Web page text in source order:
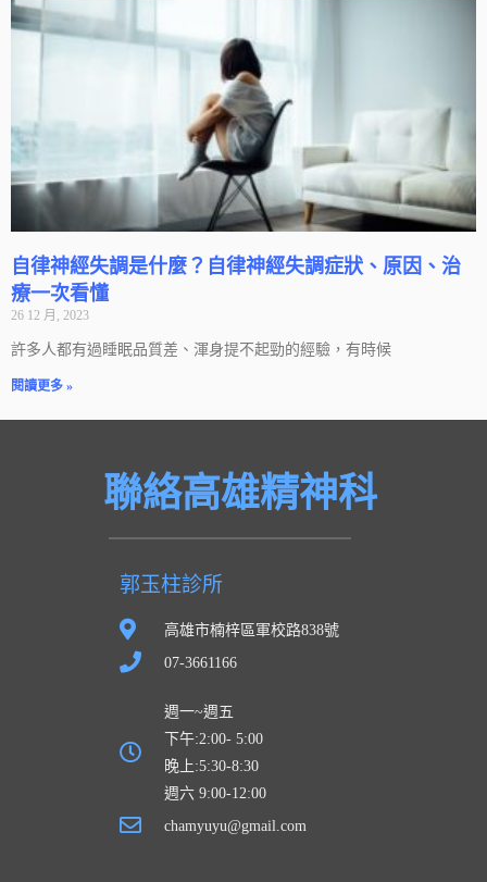
自律神經失調是什麼？自律神經失調症狀、原因、治
療一次看懂
26 12 月, 2023
許多人都有過睡眠品質差、渾身提不起勁的經驗，有時候
閱讀更多 »
聯絡高雄精神科
郭玉柱診所
高雄市楠梓區軍校路838號
07-3661166
週一~週五
下午:2:00- 5:00
晚上:5:30-8:30
週六 9:00-12:00
chamyuyu@gmail.com